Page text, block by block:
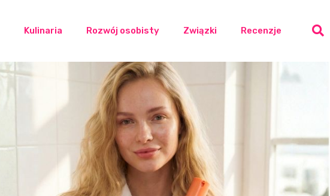
Kulinaria Rozwój osobisty Związki Recenzje